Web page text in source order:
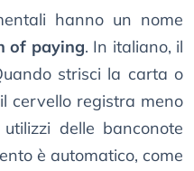
hanno un nome
of paying. In italiano, il
strisci la carta o
cervello registra meno
delle banconote
è automatico, come